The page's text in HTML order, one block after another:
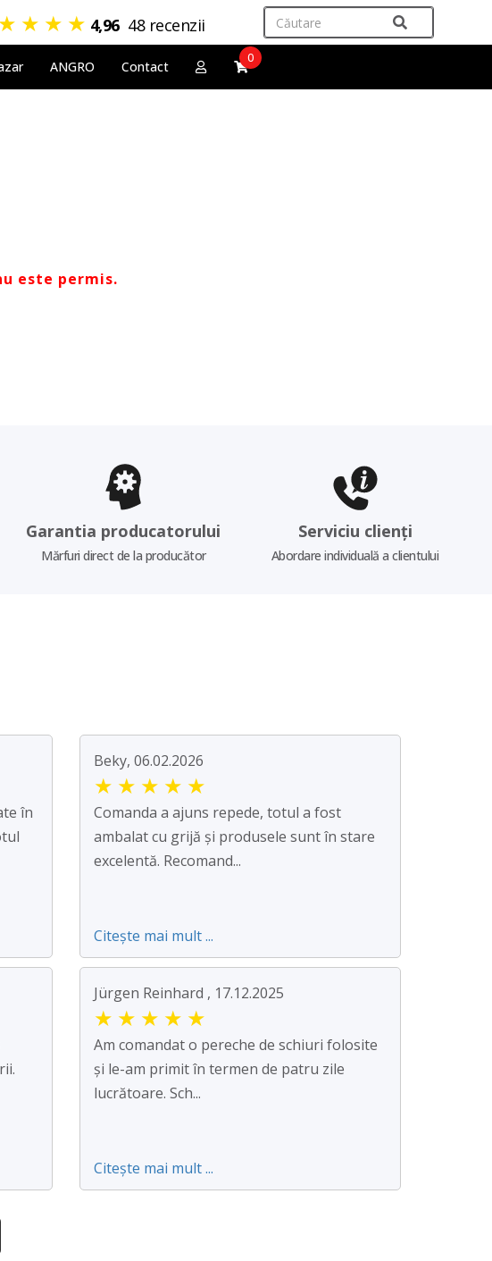
★ ★ ★ ★ 4,96 48 recenzii
ANGRO Contact
0
este permis.
Garantia producatorului
Mărfuri direct de la producător
Serviciu clienți
Abordare individuală a clientului
în
Beky, 06.02.2026
★ ★ ★ ★ ★
Comanda a ajuns repede, totul a fost
ambalat cu grijă și produsele sunt în stare
excelentă. Recomand...
Citește mai mult ...
Jürgen Reinhard , 17.12.2025
★ ★ ★ ★ ★
Am comandat o pereche de schiuri folosite
și le-am primit în termen de patru zile
lucrătoare. Sch...
Citește mai mult ...